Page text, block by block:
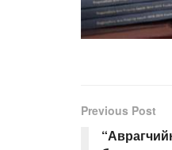
Previous Post